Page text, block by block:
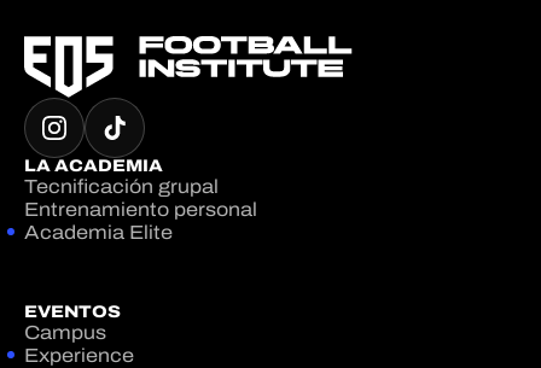
LA ACADEMIA
Tecnificación grupal
Entrenamiento personal
Academia Elite
EVENTOS
Campus
Experience